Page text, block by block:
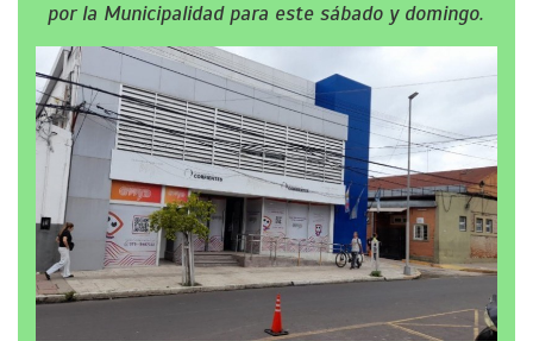
por la Municipalidad para este sábado y domingo.